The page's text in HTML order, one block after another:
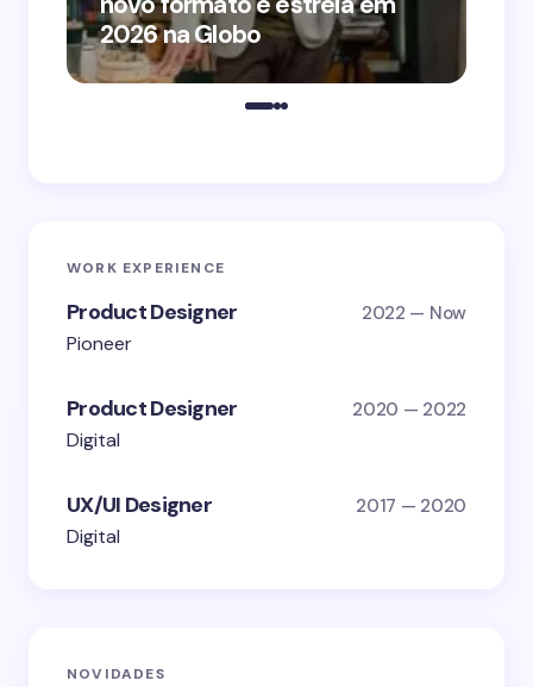
2026 na Globo
WORK EXPERIENCE
Product Designer 2022 — Now
Pioneer
Product Designer 2020 — 2022
Digital
UX/UI Designer 2017 — 2020
Digital
NOVIDADES